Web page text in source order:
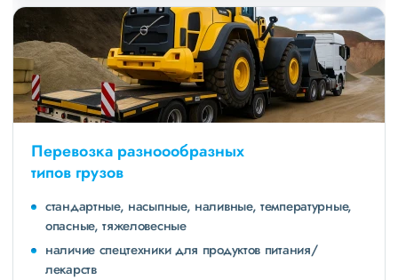
Перевозка разноообразных
типов грузов
стандартные, насыпные, наливные, температурные,
опасные, тяжеловесные
наличие спецтехники для продуктов питания/
лекарств